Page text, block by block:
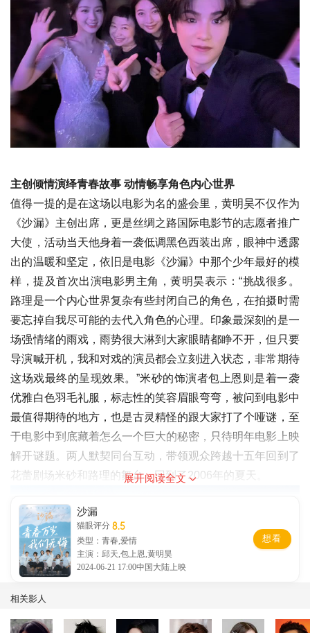
主创倾情演绎青春故事 动情畅享角色内心世界
值得一提的是在这场以电影为名的盛会里，黄明昊不仅作为
《沙漏》主创出席，更是丝绸之路国际电影节的志愿者推广
大使，活动当天他身着一袭低调黑色西装出席，眼神中透露
出的温暖和坚定，依旧是电影《沙漏》中那个少年最好的模
样，提及首次出演电影男主角，黄明昊表示：“挑战很多。
路理是一个内心世界复杂有些封闭自己的角色，在拍摄时需
要忘掉自我尽可能的去代入角色的心理。印象最深刻的是一
场强情绪的雨戏，雨势很大淋到大家眼睛都睁不开，但只要
导演喊开机，我和对戏的演员都会立刻进入状态，非常期待
这场戏最终的呈现效果。”米砂的饰演者包上恩则是着一袭
优雅白色羽毛礼服，标志性的笑容眉眼弯弯，被问到电影中
最值得期待的地方，也是古灵精怪的跟大家打了个哑谜，至
于电影中到底藏着怎么一个巨大的秘密，只待明年电影上映
解开谜题。两人默契同台互动，带领观众跨越十五年回到了
花蕾剧场米砂和路理的舞台，回到了2006年的夏天。
展开阅读全文
沙漏
猫眼评分 8.5
类型：青春,爱情
主演：邱天,包上恩,黄明昊
2024-06-21 17:00中国大陆上映
想看
相关影人